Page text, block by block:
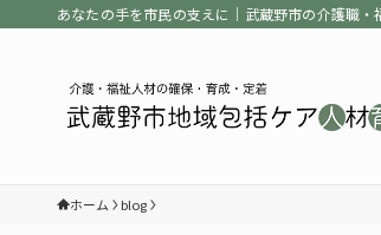
あなたの手を市民の支えに｜武蔵野市の介護職
ホーム blog